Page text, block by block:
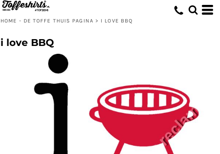
HOME - DE TOFFE THUIS PAGINA > I LOVE BBQ
i love BBQ